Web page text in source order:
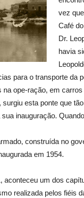
vez
Café
Dr.
havia
para o transporte da
ope-ração, em
esta ponte que
inauguração.
construída no
em 1954.
aconteceu um dos
realizada pelos fiéis